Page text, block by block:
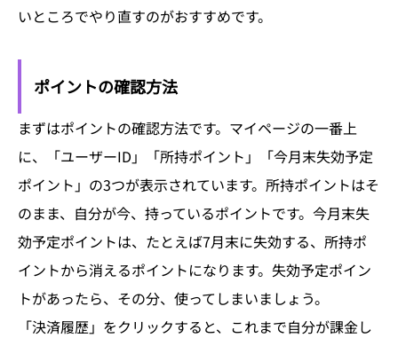
いところでやり直すのがおすすめです。
ポイントの確認方法
まずはポイントの確認方法です。マイページの一番上
に、「ユーザーID」「所持ポイント」「今月末失効予定
ポイント」の3つが表示されています。所持ポイントはそ
のまま、自分が今、持っているポイントです。今月末失
効予定ポイントは、たとえば7月末に失効する、所持ポ
イントから消えるポイントになります。失効予定ポイン
トがあったら、その分、使ってしまいましょう。
「決済履歴」をクリックすると、これまで自分が課金し